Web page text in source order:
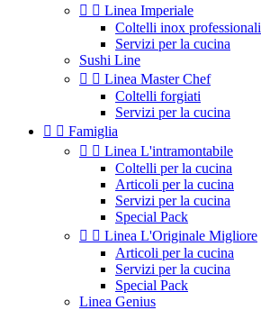
  Linea Imperiale
Coltelli inox professionali
Servizi per la cucina
Sushi Line
  Linea Master Chef
Coltelli forgiati
Servizi per la cucina
  Famiglia
  Linea L'intramontabile
Coltelli per la cucina
Articoli per la cucina
Servizi per la cucina
Special Pack
  Linea L'Originale Migliore
Articoli per la cucina
Servizi per la cucina
Special Pack
Linea Genius